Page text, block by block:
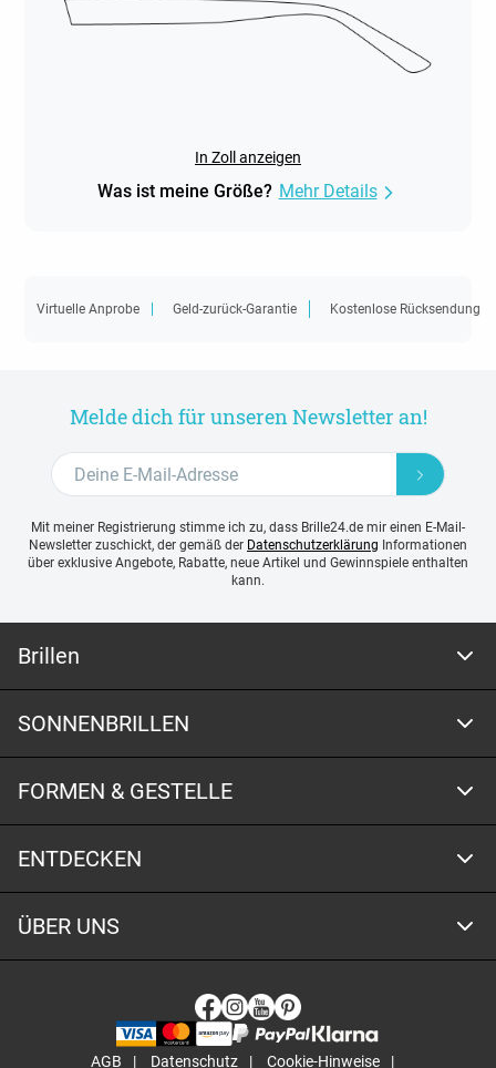
In Zoll anzeigen
Was ist meine Größe? Mehr Details
Virtuelle Anprobe Geld-zurück-Garantie Kostenlose Rücksendung
Melde dich für unseren Newsletter an!
Mit meiner Registrierung stimme ich zu, dass Brille24.de mir einen E-Mail-
Newsletter zuschickt, der gemäß der Datenschutzerklärung Informationen
über exklusive Angebote, Rabatte, neue Artikel und Gewinnspiele enthalten
kann.
Brillen
SONNENBRILLEN
FORMEN & GESTELLE
ENTDECKEN
ÜBER UNS
AGB Datenschutz Cookie-Hinweise